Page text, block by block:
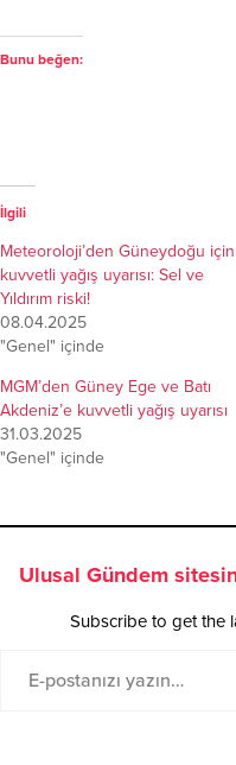
Bunu beğen:
İlgili
Meteoroloji’den Güneydoğu için
kuvvetli yağış uyarısı: Sel ve
Yıldırım riski!
08.04.2025
"Genel" içinde
MGM’den Güney Ege ve Batı
Akdeniz’e kuvvetli yağış uyarısı
31.03.2025
"Genel" içinde
Ulusal Gündem
Subscribe to get the